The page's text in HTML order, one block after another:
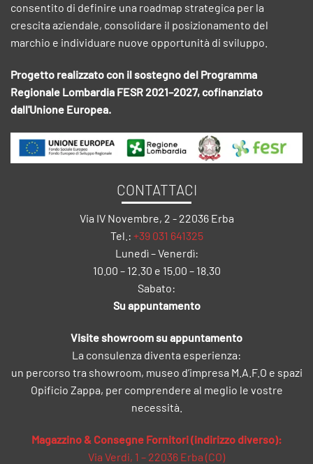
consentito di definire una roadmap strategica per la
crescita aziendale, consolidare il posizionamento del
marchio e individuare nuove opportunità di sviluppo.
Progetto realizzato con il sostegno del Programma
Regionale Lombardia FESR 2021–2027, cofinanziato
dall'Unione Europea.
CONTATTACI
Via IV Novembre, 2 - 22036 Erba
Tel.: +39 031 641325
Lunedì – Venerdì:
10.00 – 12.30 e 15.00 – 18.30
Sabato:
Su appuntamento
Visite showroom su appuntamento
La consulenza diventa esperienza:
un percorso tra showroom, museo d’impresa M.A.F.O e spazi
Opificio Zappa, per comprendere al meglio le vostre
necessità.
Magazzino & Consegne Fornitori (indirizzo diverso):
Via Verdi, 1 – 22036 Erba (CO)